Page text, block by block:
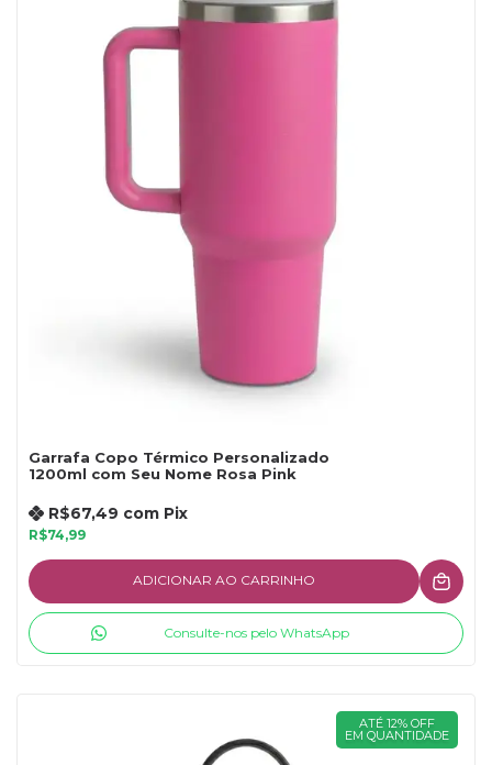
Garrafa Copo Térmico Personalizado
1200ml com Seu Nome Rosa Pink
R$74,99
R$67,49 com Pix
ADICIONAR AO CARRINHO
Consulte-nos pelo WhatsApp
ATÉ 12% OFF
EM QUANTIDADE